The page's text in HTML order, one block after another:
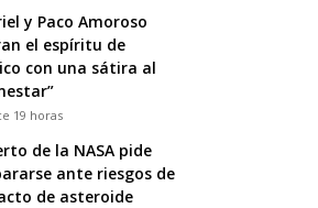
y Paco Amoroso
el espíritu de
con una sátira al
19 horas
de la NASA pide
ante riesgos de
de asteroide